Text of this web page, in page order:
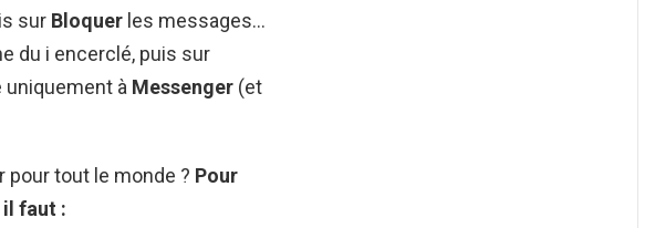
sur Bloquer les messages…
du i encerclé, puis sur
uniquement à Messenger (et
tout le monde ? Pour
il faut :